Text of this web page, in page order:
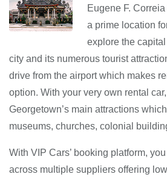
Eugene F.
a prime location
explore the
city and its numerous tourist
drive from the airport which makes
option. With your very own rental
Georgetown’s main attractions
museums, churches, colonial
With VIP Cars’ booking platform,
across multiple suppliers offering